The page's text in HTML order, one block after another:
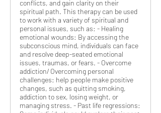
conflicts, and gain clarity on their
spiritual path. This therapy can be used
to work with a variety of spiritual and
personal issues, such as: - Healing
emotional wounds: By accessing the
subconscious mind, individuals can face
and resolve deep-seated emotional
issues, traumas, or fears. - Overcome
addiction/ Overcoming personal
challenges: help people make positive
changes, such as quitting smoking,
addiction to sex, losing weight, or
managing stress. - Past life regressions: